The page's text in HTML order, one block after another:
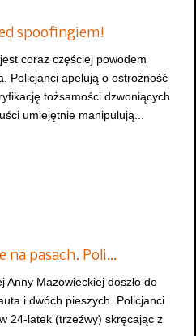
spoofingiem!
coraz częściej powodem
Policjanci apelują o ostrożność
tożsamości dzwoniących
umiejętnie manipulują...
na pasach. Poli…
Mazowieckiej doszło do
i dwóch pieszych. Policjanci
24-latek (trzeźwy) skręcając z